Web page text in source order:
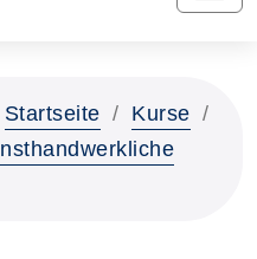
Startseite
Kurse